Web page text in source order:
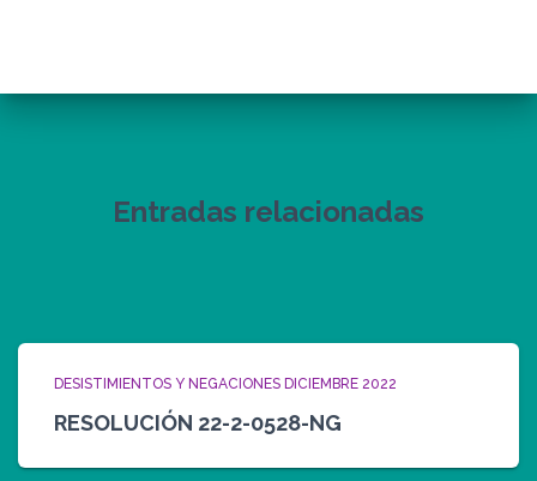
Entradas relacionadas
DESISTIMIENTOS Y NEGACIONES DICIEMBRE 2022
RESOLUCIÓN 22-2-0528-NG